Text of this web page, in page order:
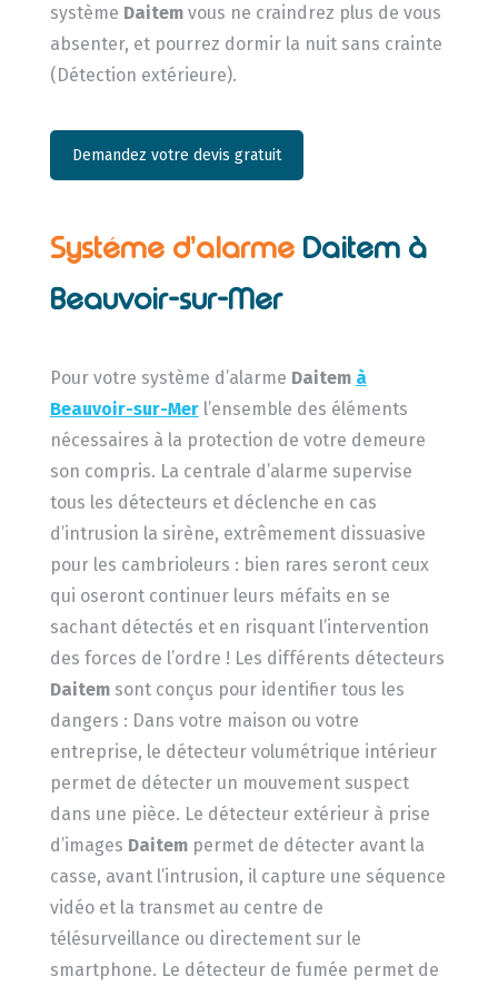
système Daitemvous ne craindrez plus de vous
absenter, et pourrez dormir la nuit sans crainte
(Détection extérieure).
Demandez votre devis gratuit
Systéme d’alarme Daitem à
Beauvoir-sur-Mer
Pour votre système d’alarme Daitem à
Beauvoir-sur-Merl’ensemble des éléments
nécessaires à la protection de votre demeure
son compris. La centrale d’alarme supervise
tous les détecteurs et déclenche en cas
d’intrusion la sirène, extrêmement dissuasive
pour les cambrioleurs : bien rares seront ceux
qui oseront continuer leurs méfaits en se
sachant détectés et en risquant l’intervention
des forces de l’ordre ! Les différents détecteurs
Daitemsont conçus pour identifier tous les
dangers : Dans votre maison ou votre
entreprise, le détecteur volumétrique intérieur
permet de détecter un mouvement suspect
dans une pièce. Le détecteur extérieur à prise
d’images Daitempermet de détecter avant la
casse, avant l’intrusion, il capture une séquence
vidéo et la transmet au centre de
télésurveillance ou directement sur le
smartphone. Le détecteur de fumée permet de